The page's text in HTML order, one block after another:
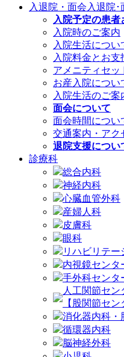
入退院・面会 入退院･
入院予定の患者
入院時のご案内
入院生活につい
入院料金とお支
アメニティセッ
お産入院につい
入院生活のご案
面会について
面会時間につい
交通案内・アク
退院支援につい
診療科
総合内科
神経内科
心臓血管外科
産婦人科
皮膚科
眼科
リハビリテー
内視鏡センタ
手外科センタ
人工関節セン
【股関節セン
消化器内科・
循環器内科
脳神経外科